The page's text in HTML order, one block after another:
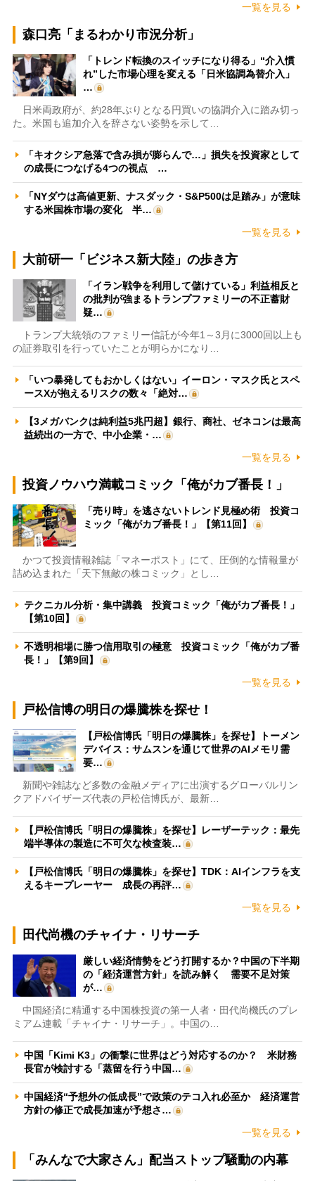
一覧を見る
森口亮「まるわかり市況分析」
「トレンド転換のスイッチになり得る」“介入慣
れ”した市場心理を変える「日米協調為替介入」
…
日米両政府が、約28年ぶりとなる円買いの協調介入に踏み切っ
た。米国も追加介入を辞さない姿勢を示して…
「キオクシア急落で含み損が膨らんで…」損失を投資家として
の成長につなげる4つの視点 …
「NYダウは高値更新、ナスダック・S&P500は足踏み」が意味
する米国株市場の変化 半…
一覧を見る
大前研一「ビジネス新大陸」の歩き方
「イラン戦争を利用して儲けている」利益相反と
の批判が強まるトランプファミリーの不正蓄財
疑…
トランプ大統領のファミリー信託が今年1～3月に3000回以上も
の証券取引を行っていたことが明らかになり…
「いつ暴発してもおかしくはない」イーロン・マスク氏とスペ
ースXが抱えるリスクの数々「絶対…
【3メガバンクは純利益5兆円超】銀行、商社、ゼネコンは最高
益続出の一方で、中小企業・…
一覧を見る
投資ノウハウ満載コミック「俺がカブ番長！」
「売り時」を逃さないトレンド見極め術 投資コ
ミック「俺がカブ番長！」【第11回】
かつて投資情報雑誌「マネーポスト」にて、圧倒的な情報量が
詰め込まれた「天下無敵の株コミック」とし…
テクニカル分析・集中講義 投資コミック「俺がカブ番長！」
【第10回】
不透明相場に勝つ信用取引の極意 投資コミック「俺がカブ番
長！」【第9回】
一覧を見る
戸松信博の明日の爆騰株を探せ！
【戸松信博氏「明日の爆騰株」を探せ】トーメン
デバイス：サムスンを通じて世界のAIメモリ需
要…
新聞や雑誌など多数の金融メディアに出演するグローバルリン
クアドバイザーズ代表の戸松信博氏が、最新…
【戸松信博氏「明日の爆騰株」を探せ】レーザーテック：最先
端半導体の製造に不可欠な検査装…
【戸松信博氏「明日の爆騰株」を探せ】TDK：AIインフラを支
えるキープレーヤー 成長の再評…
一覧を見る
田代尚機のチャイナ・リサーチ
厳しい経済情勢をどう打開するか？中国の下半期
の「経済運営方針」を読み解く 需要不足対策
が…
中国経済に精通する中国株投資の第一人者・田代尚機氏のプレ
ミアム連載「チャイナ・リサーチ」。中国の…
中国「Kimi K3」の衝撃に世界はどう対応するのか？ 米財務
長官が検討する「蒸留を行う中国…
中国経済“予想外の低成長”で政策のテコ入れ必至か 経済運営
方針の修正で成長加速が予想さ…
一覧を見る
「みんなで大家さん」配当ストップ騒動の内幕